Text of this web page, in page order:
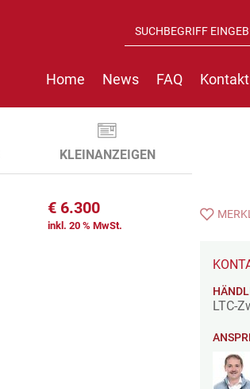
Home News FAQ Kontakt
KLEINANZEIGEN
€ 6.300
inkl. 20 % MwSt.
LTC-